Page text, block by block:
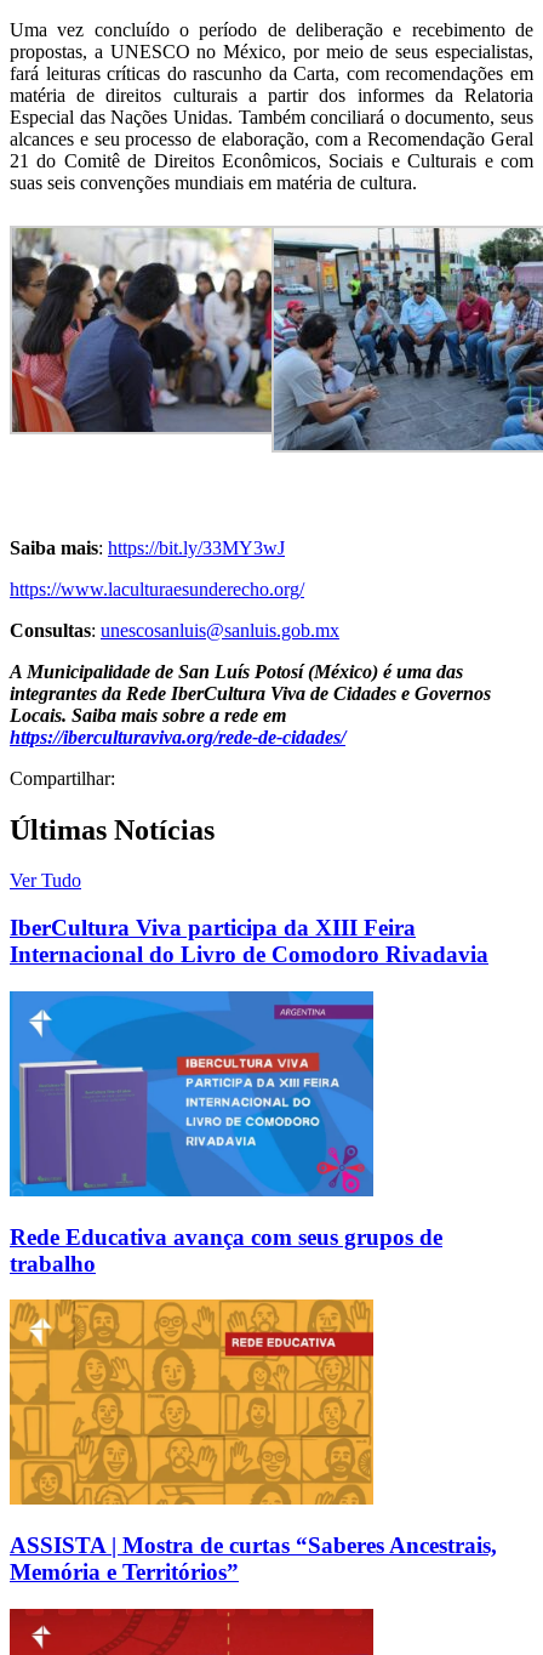
Uma vez concluído o período de deliberação e recebimento de
propostas, a UNESCO no México, por meio de seus especialistas,
fará leituras críticas do rascunho da Carta, com recomendações em
matéria de direitos culturais a partir dos informes da Relatoria
Especial das Nações Unidas. Também conciliará o documento, seus
alcances e seu processo de elaboração, com a Recomendação Geral
21 do Comitê de Direitos Econômicos, Sociais e Culturais e com
suas seis convenções mundiais em matéria de cultura.
Saiba mais: https://bit.ly/33MY3wJ
https://www.laculturaesunderecho.org/
Consultas: unescosanluis@sanluis.gob.mx
A Municipalidade de San Luís Potosí (México) é uma das
integrantes da Rede IberCultura Viva de Cidades e Governos
Locais. Saiba mais sobre a rede em
https://iberculturaviva.org/rede-de-cidades/
Compartilhar:
Últimas Notícias
Ver Tudo
IberCultura Viva participa da XIII Feira
Internacional do Livro de Comodoro Rivadavia
Rede Educativa avança com seus grupos de
trabalho
ASSISTA | Mostra de curtas “Saberes Ancestrais,
Memória e Territórios”